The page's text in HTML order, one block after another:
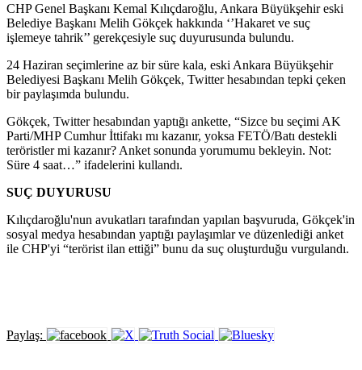
CHP Genel Başkanı Kemal Kılıçdaroğlu, Ankara Büyükşehir eski
Belediye Başkanı Melih Gökçek hakkında ‘’Hakaret ve suç
işlemeye tahrik’’ gerekçesiyle suç duyurusunda bulundu.
24 Haziran seçimlerine az bir süre kala, eski Ankara Büyükşehir
Belediyesi Başkanı Melih Gökçek, Twitter hesabından tepki çeken
bir paylaşımda bulundu.
Gökçek, Twitter hesabından yaptığı ankette, “Sizce bu seçimi AK
Parti/MHP Cumhur İttifakı mı kazanır, yoksa FETÖ/Batı destekli
teröristler mi kazanır? Anket sonunda yorumumu bekleyin. Not:
Süre 4 saat…” ifadelerini kullandı.
SUÇ DUYURUSU
Kılıçdaroğlu'nun avukatları tarafından yapılan başvuruda, Gökçek'in
sosyal medya hesabından yaptığı paylaşımlar ve düzenlediği anket
ile CHP'yi “terörist ilan ettiği” bunu da suç oluşturduğu vurgulandı.
Paylaş: